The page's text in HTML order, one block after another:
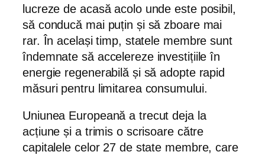
lucreze de acasă acolo unde este posibil,
să conducă mai puțin și să zboare mai
rar. În același timp, statele membre sunt
îndemnate să accelereze investițiile în
energie regenerabilă și să adopte rapid
măsuri pentru limitarea consumului.
Uniunea Europeană a trecut deja la
acțiune și a trimis o scrisoare către
capitalele celor 27 de state membre, care